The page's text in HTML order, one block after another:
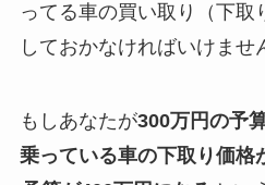
ってる車の買い取り（下取
しておかなければいけませ
もしあなたが300万円の予
乗っている車の下取り価格